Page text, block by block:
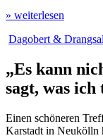
» weiterlesen
Dagobert &
„Es kann
sagt, was ich
Einen schöneren
Karstadt in